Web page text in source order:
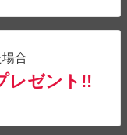
合
レゼント!!